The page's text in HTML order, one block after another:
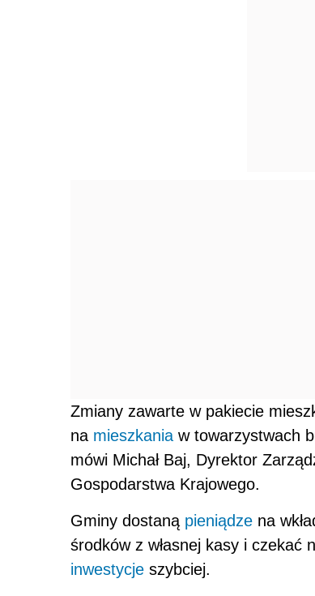
Zmiany zawarte w pakiecie
na mieszkania w towarzystwach
mówi Michał Baj, Dyrektor
Gospodarstwa Krajowego.
Gminy dostaną pieniądze na
środków z własnej kasy i czekać
inwestycje szybciej.